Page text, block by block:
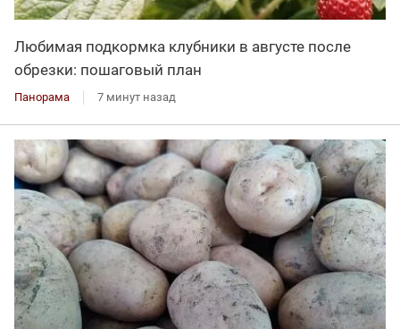
Любимая подкормка клубники в августе после
обрезки: пошаговый план
Панорама 7 минут назад